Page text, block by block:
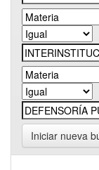
Iniciar nueva